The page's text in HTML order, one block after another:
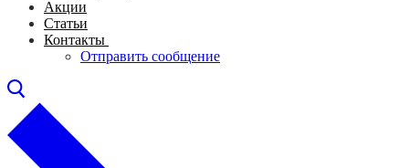
Акции
Статьи
Контакты
Отправить сообщение